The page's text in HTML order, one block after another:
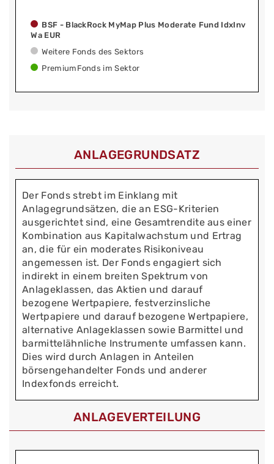
BSF - BlackRock MyMap Plus Moderate Fund IdxInv
Wa EUR
Weitere Fonds des Sektors
PremiumFonds im Sektor
ANLAGEGRUNDSATZ
Der Fonds strebt im Einklang mit
Anlagegrundsätzen, die an ESG-Kriterien
ausgerichtet sind, eine Gesamtrendite aus einer
Kombination aus Kapitalwachstum und Ertrag
an, die für ein moderates Risikoniveau
angemessen ist. Der Fonds engagiert sich
indirekt in einem breiten Spektrum von
Anlageklassen, das Aktien und darauf
bezogene Wertpapiere, festverzinsliche
Wertpapiere und darauf bezogene Wertpapiere,
alternative Anlageklassen sowie Barmittel und
barmittelähnliche Instrumente umfassen kann.
Dies wird durch Anlagen in Anteilen
börsengehandelter Fonds und anderer
Indexfonds erreicht.
ANLAGEVERTEILUNG